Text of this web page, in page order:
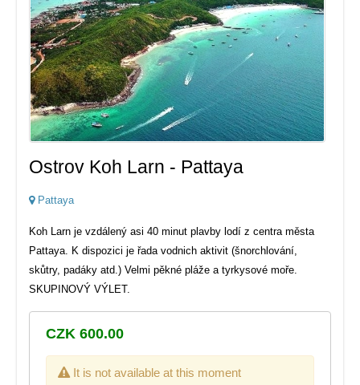
Ostrov Koh Larn - Pattaya
Pattaya
Koh Larn je vzdálený asi 40 minut plavby lodí z centra města
Pattaya. K dispozici je řada vodnich aktivit (šnorchlování,
skůtry, padáky atd.) Velmi pěkné pláže a tyrkysové moře.
SKUPINOVÝ VÝLET.
CZK 600.00
It is not available at this moment